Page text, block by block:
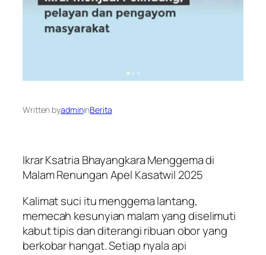
Written byadmininBerita
Ikrar Ksatria Bhayangkara Menggema di
Malam Renungan Apel Kasatwil 2025
Kalimat suci itu menggema lantang,
memecah kesunyian malam yang diselimuti
kabut tipis dan diterangi ribuan obor yang
berkobar hangat. Setiap nyala api